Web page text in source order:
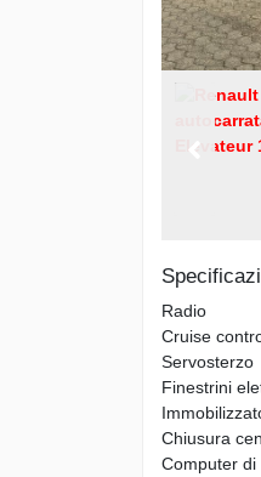
Radio
Cruise
Servosterzo
Finestrini
Chiusura
Computer di